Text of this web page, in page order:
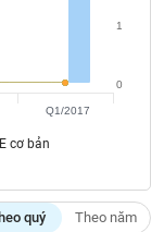
cơ bản
0
1
Q1/2017
quý Theo năm